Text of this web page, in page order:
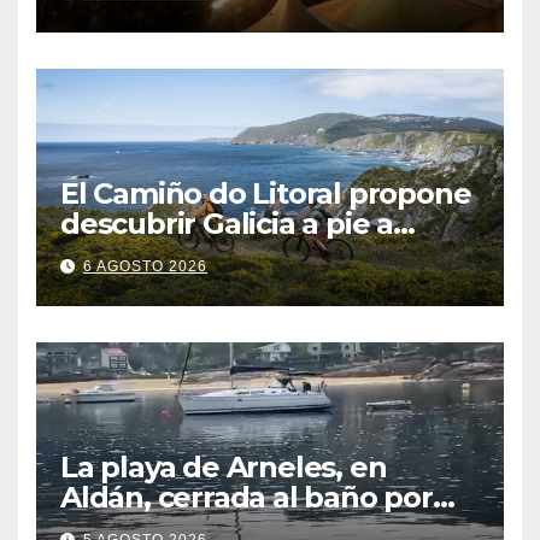
El Camiño do Litoral propone
descubrir Galicia a pie a
través de más de 1.300
kilómetros
6 AGOSTO 2026
La playa de Arneles, en
Aldán, cerrada al baño por
contaminación del agua tras